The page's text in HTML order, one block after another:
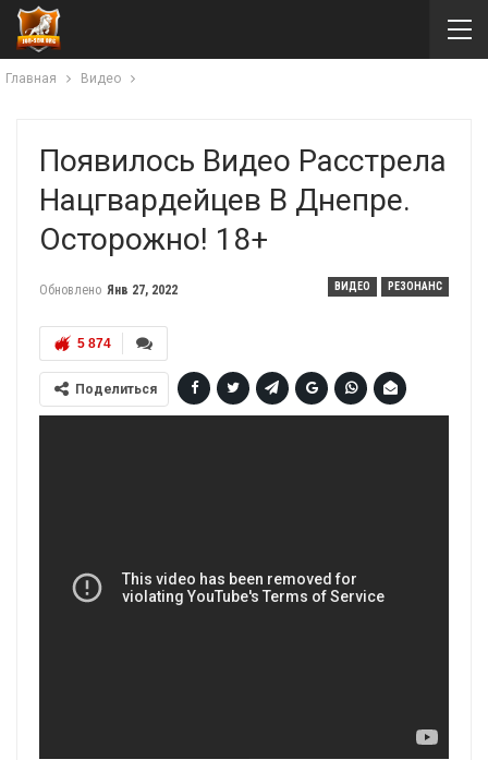
Главная Видео
Появилось Видео Расстрела
Нацгвардейцев В Днепре.
Осторожно! 18+
ВИДЕО РЕЗОНАНС
Обновлено Янв 27, 2022
5 874
Поделиться